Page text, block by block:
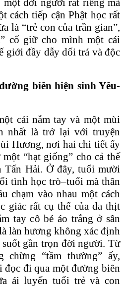
đời người rất riêng mà
cách tiếp cận Phật học rất
là “trẻ con của trần gian”,
cố giữ cho mình một cái
giới đầy dẫy dối trá và độc
biên hiện sinh Yêu-
cái nắm tay và một mùi
nhất là trở lại với truyện
Hương, nơi hai chi tiết ấy
“hạt giống” cho cả thế
Tấn Hải. Ở đây, tuổi mười
tình học trò–tuổi mà thân
chạm vào nhau một cách
giác rất cụ thể của da thịt
tay cô bé áo trắng ở sân
làn hương không xác định
suốt gần trọn đời người. Từ
chừng “tầm thường” ấy,
đọc đi qua một đường biên
ái luyến tuổi trẻ và con